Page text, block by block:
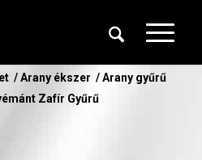
/ Arany ékszer / Arany gyűrű
Zafír Gyűrű